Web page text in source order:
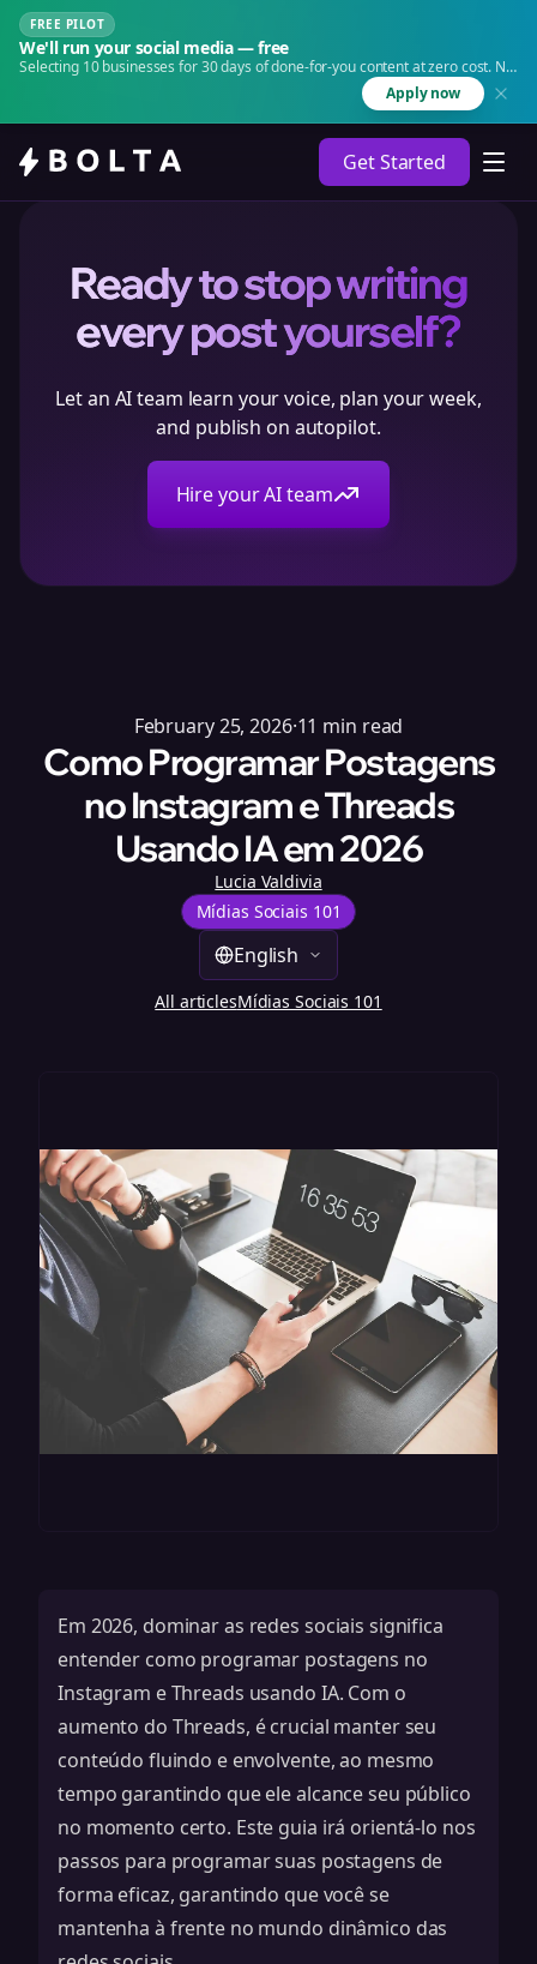
FREE PILOT
We'll run your social media — free
Selecting 10 businesses for 30 days of done-for-you content at zero cost. No
Apply now
Get Started
Ready to stop writing
every post yourself?
Let an AI team learn your voice, plan your week,
and publish on autopilot.
Hire your AI team
February 25, 2026·11 min read
Como Programar Postagens
no Instagram e Threads
Usando IA em 2026
Lucia Valdivia
Mídias Sociais 101
English
All articlesMídias Sociais 101
Em 2026, dominar as redes sociais significa
entender como programar postagens no
Instagram e Threads usando IA. Com o
aumento do Threads, é crucial manter seu
conteúdo fluindo e envolvente, ao mesmo
tempo garantindo que ele alcance seu público
no momento certo. Este guia irá orientá-lo nos
passos para programar suas postagens de
forma eficaz, garantindo que você se
mantenha à frente no mundo dinâmico das